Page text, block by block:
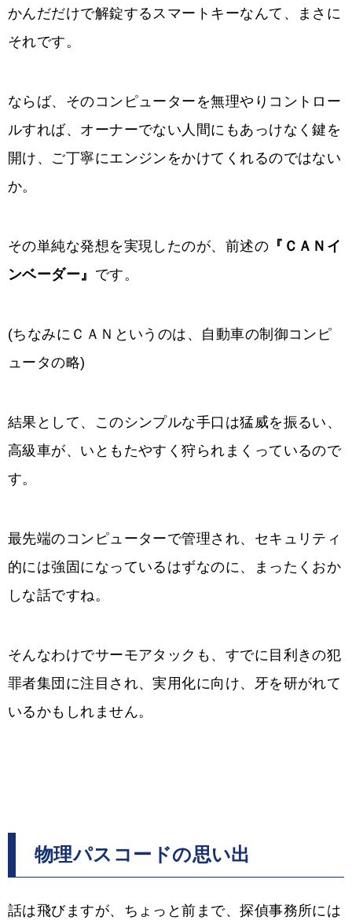
かんだだけで解錠するスマートキーなんて、まさに
それです。
ならば、そのコンピューターを無理やりコントロー
ルすれば、オーナーでない人間にもあっけなく鍵を
開け、ご丁寧にエンジンをかけてくれるのではない
か。
その単純な発想を実現したのが、前述の 『ＣＡＮイ
ンベーダー』 です。
(ちなみにＣＡＮというのは、自動車の制御コンピ
ュータの略)
結果として、このシンプルな手口は猛威を振るい、
高級車が、いともたやすく狩られまくっているので
す。
最先端のコンピューターで管理され、セキュリティ
的には強固になっているはずなのに、まったくおか
しな話ですね。
そんなわけでサーモアタックも、すでに目利きの犯
罪者集団に注目され、実用化に向け、牙を研がれて
いるかもしれません。
物理パスコードの思い出
話は飛びますが、ちょっと前まで、探偵事務所には